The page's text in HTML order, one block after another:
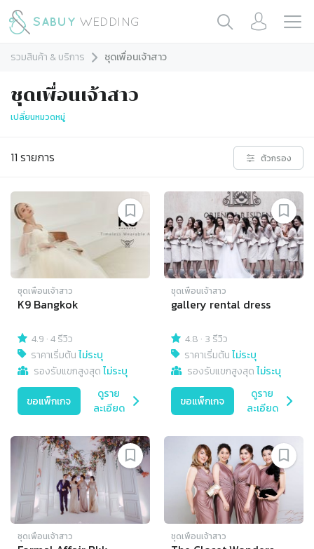
รวมสินค้า & บริการ ชุดเพื่อนเจ้าสาว
ชุดเพื่อนเจ้าสาว
เปลี่ยนหมวดหมู่
11 รายการ ตัวกรอง
ชุดเพื่อนเจ้าสาว
K9 Bangkok
4.9 ·4 รีวิว
ราคาเริ่มต้นไม่ระบุ
รองรับแขกสูงสุดไม่ระบุ
ขอแพ็กเกจ
ดูราย
ละเอียด
ชุดเพื่อนเจ้าสาว
gallery rental dress
4.8 · 3 รีวิว
ราคาเริ่มต้นไม่ระบุ
รองรับแขกสูงสุดไม่ระบุ
ขอแพ็กเกจ
ดูราย
ละเอียด
ชุดเพื่อนเจ้าสาว ชุดเพื่อนเจ้าสาว